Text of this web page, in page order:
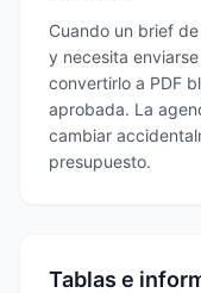
Cuando un brief
y necesita
convertirlo a PDF
aprobada. La
cambiar
presupuesto.
Tablas e